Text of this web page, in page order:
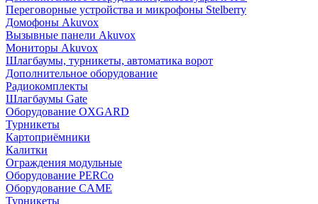
Переговорные устройства и микрофоны Stelberry
Домофоны Akuvox
Вызывные панели Akuvox
Мониторы Akuvox
Шлагбаумы, турникеты, автоматика ворот
Дополнительное оборудование
Радиокомплекты
Шлагбаумы Gate
Оборудование OXGARD
Турникеты
Картоприёмники
Калитки
Ограждения модульные
Оборудование PERCo
Оборудование CAME
Турникеты